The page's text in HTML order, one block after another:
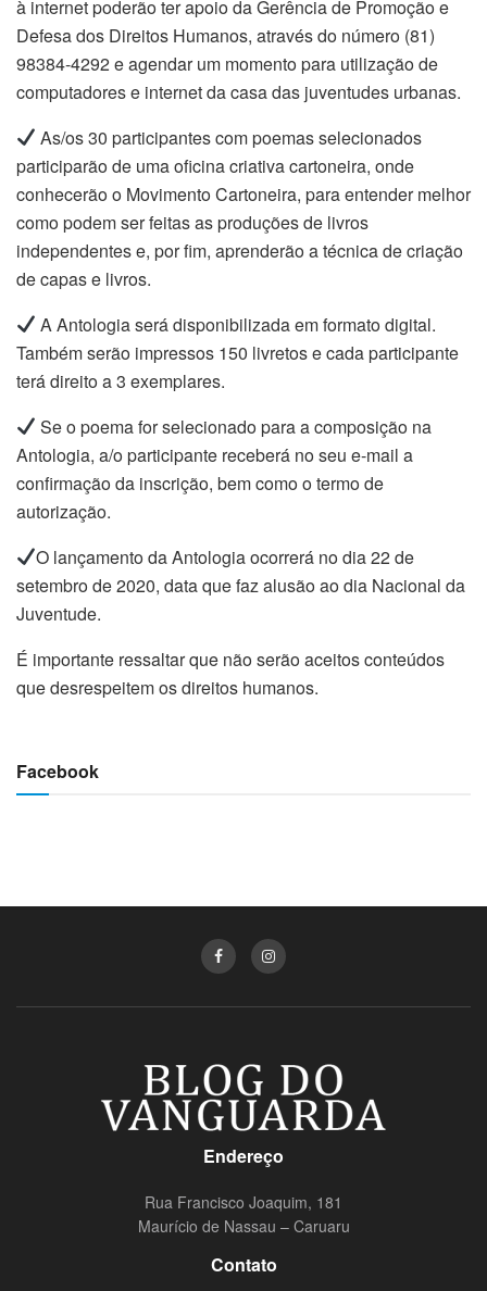
à internet poderão ter apoio da Gerência de Promoção e
Defesa dos Direitos Humanos, através do número (81)
98384-4292 e agendar um momento para utilização de
computadores e internet da casa das juventudes urbanas.
As/os 30 participantes com poemas selecionados
participarão de uma oficina criativa cartoneira, onde
conhecerão o Movimento Cartoneira, para entender melhor
como podem ser feitas as produções de livros
independentes e, por fim, aprenderão a técnica de criação
de capas e livros.
A Antologia será disponibilizada em formato digital.
Também serão impressos 150 livretos e cada participante
terá direito a 3 exemplares.
Se o poema for selecionado para a composição na
Antologia, a/o participante receberá no seu e-mail a
confirmação da inscrição, bem como o termo de
autorização.
​O lançamento da Antologia ocorrerá no dia 22 de
setembro de 2020, data que faz alusão ao dia Nacional da
Juventude.
É importante ressaltar que não serão aceitos conteúdos
que desrespeitem os direitos humanos.
Facebook
Endereço
Rua Francisco Joaquim, 181
Maurício de Nassau – Caruaru
Contato